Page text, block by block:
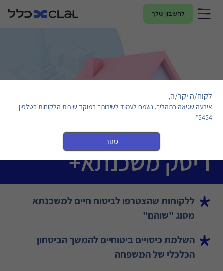
לחשבון שלך
ריסק משכנתא+
ללקוחות שהצטרפו לביטוח חיים למשכנתא
מסוג "שוהם"
השלמת כיסויים ביטוחיים להמשך הביטחון
הכלכלי של המשפחה
לקוח/ה יקר/ה,
אירעה שגיאה בתהליך. נשמח לעמוד לשירותך במוקד שירות הלקוחות בטלפון
5454*
סגור